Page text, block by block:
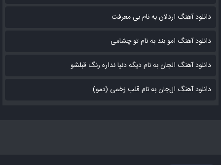
دانلود آهنگ اردلان به نام بی معرفت
دانلود آهنگ امو بند به نام تو چشامی
دانلود آهنگ الجان به نام دیگه دنیا نداره رنگ قبلشو
دانلود آهنگ ال‌جان به نام قلب زخمی (دمو)